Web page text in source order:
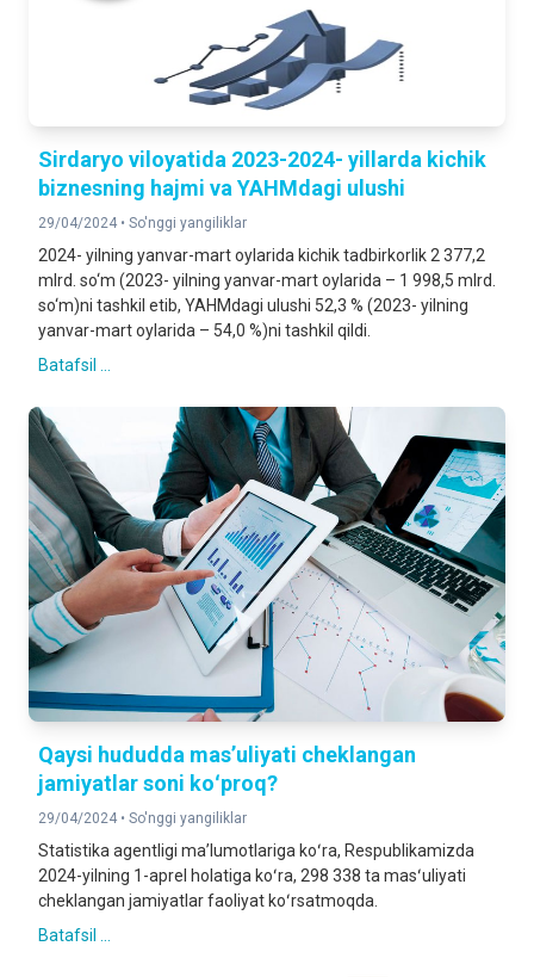
Sirdaryo viloyatida 2023-2024- yillarda kichik
biznesning hajmi va YAHMdagi ulushi
29/04/2024 • So'nggi yangiliklar
2024- yilning yanvar-mart oylarida kichik tadbirkorlik 2 377,2
mlrd. so‘m (2023- yilning yanvar-mart oylarida – 1 998,5 mlrd.
so‘m)ni tashkil etib, YAHMdagi ulushi 52,3 % (2023- yilning
yanvar-mart oylarida – 54,0 %)ni tashkil qildi.
Batafsil ...
Qaysi hududda mas’uliyati cheklangan
jamiyatlar soni koʻproq?
29/04/2024 • So'nggi yangiliklar
Statistika agentligi maʼlumotlariga koʻra, Respublikamizda
2024-yilning 1-aprel holatiga koʻra, 298 338 ta masʻuliyati
cheklangan jamiyatlar faoliyat koʻrsatmoqda.
Batafsil ...